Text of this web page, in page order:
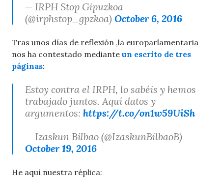
— IRPH Stop Gipuzkoa
(@irphstop_gpzkoa) October 6, 2016
Tras unos días de reflexión ,la europarlamentaria
nos ha contestado medianteun escrito de tres
páginas:
Estoy contra el IRPH, lo sabéis y hemos
trabajado juntos. Aquí datos y
argumentos: https://t.co/on1w59UiSh
— Izaskun Bilbao (@IzaskunBilbaoB)
October 19, 2016
He aquí nuestra réplica: